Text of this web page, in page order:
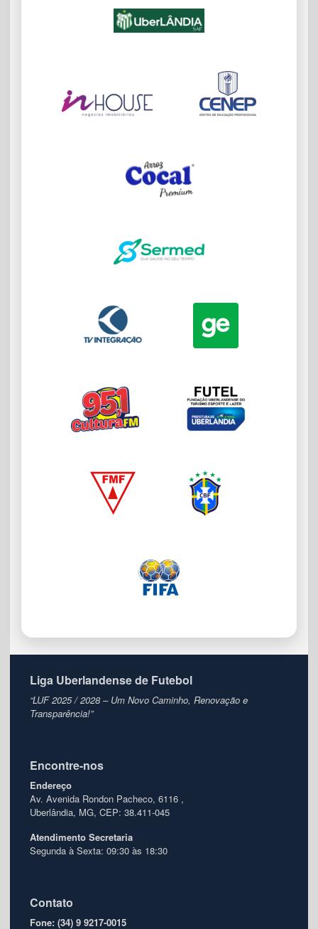
Liga Uberlandense de Futebol
“LUF 2025 / 2028 – Um Novo Caminho, Renovação e
Transparência!”
Encontre-nos
Endereço
Av. Avenida Rondon Pacheco, 6116 ,
Uberlândia, MG, CEP: 38.411-045
Atendimento Secretaria
Segunda à Sexta: 09:30 às 18:30
Contato
Fone: (34) 9 9217-0015